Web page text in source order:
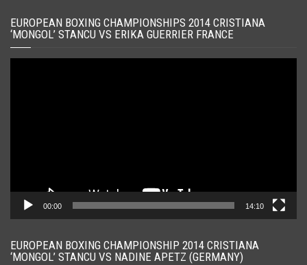
EUROPEAN BOXING CHAMPIONSHIPS 2014 CRISTIANA
‘MONGOL’ STANCU VS ERIKA GUERRIER FRANCE
00:00 14:10
EUROPEAN BOXING CHAMPIONSHIP 2014 CRISTIANA
‘MONGOL’ STANCU VS NADINE APETZ (GERMANY)